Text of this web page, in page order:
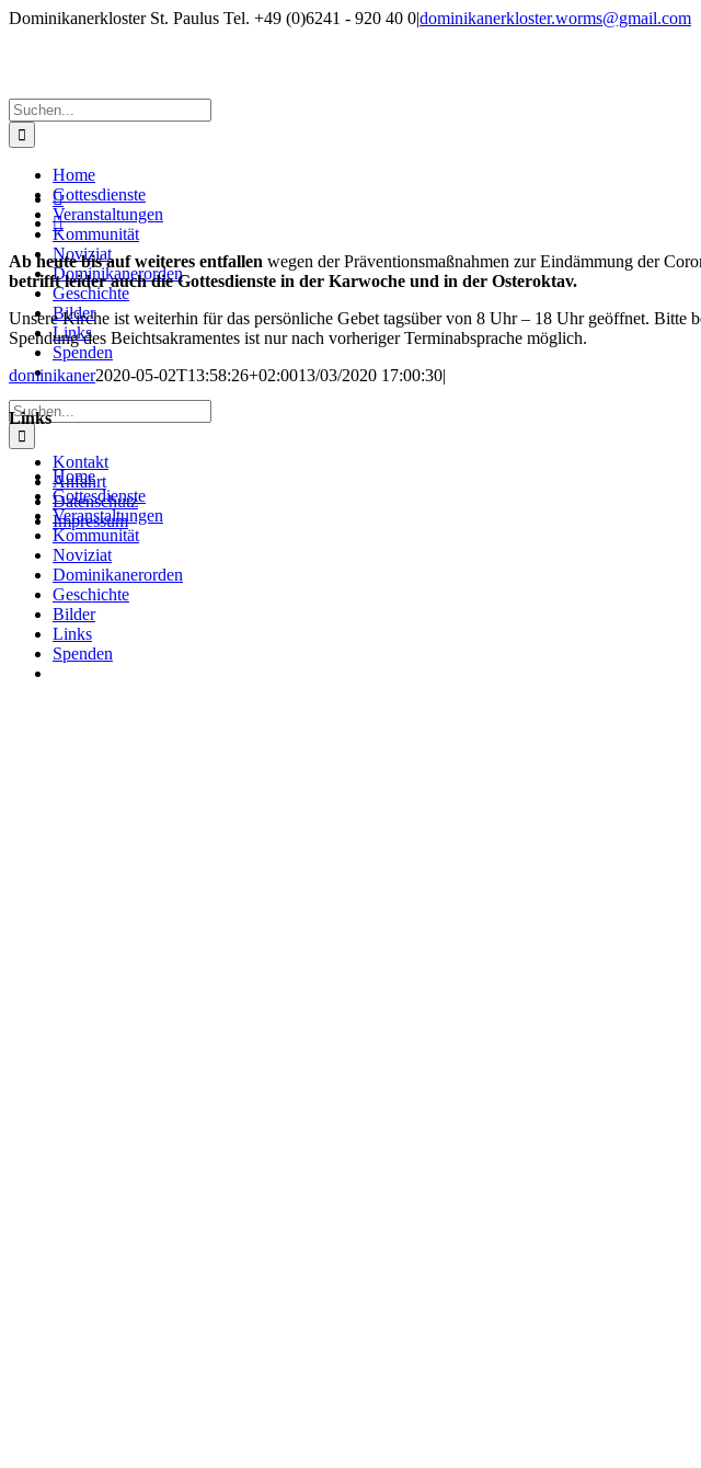
Zum
Dominikanerkloster St. Paulus Tel. +49 (0)6241 - 920 40 0|dominikanerkloster.worms@gmail.com
Suche
nach:
Home
Gottesdienste
Veranstaltungen
Kommunität
Noviziat
Dominikanerorden
Geschichte
Bilder
Links
Spenden
Suche
nach:
Home
Gottesdienste
Veranstaltungen
Kommunität
Noviziat
Dominikanerorden
Geschichte
Bilder
Links
Spenden
Zeige
grösseres
Bild


Ab heute bis auf weiteres entfallen wegen der Präventionsmaßnahmen zur Eindämmung der
betrifft leider auch die Gottesdienste in der Karwoche und in der Osteroktav.
Unsere Kirche ist weiterhin für das persönliche Gebet tagsüber von 8 Uhr – 18 Uhr geöffnet.
Spendung des Beichtsakramentes ist nur nach vorheriger Terminabsprache möglich.
dominikaner2020-05-02T13:58:26+02:0013/03/2020 17:00:30|
Links
Kontakt
Anfahrt
Datenschutz
Impressum